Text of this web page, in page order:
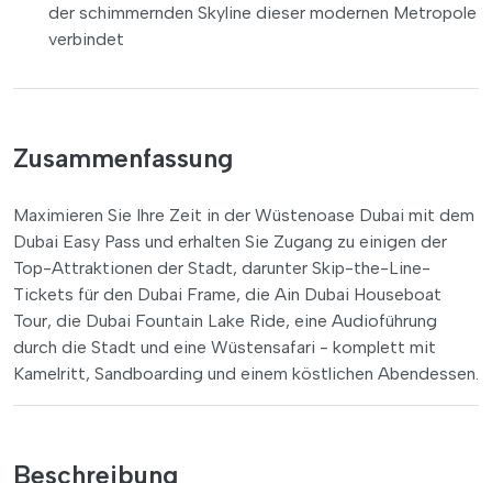
der schimmernden Skyline dieser modernen Metropole
verbindet
Zusammenfassung
Maximieren Sie Ihre Zeit in der Wüstenoase Dubai mit dem
Dubai Easy Pass und erhalten Sie Zugang zu einigen der
Top-Attraktionen der Stadt, darunter Skip-the-Line-
Tickets für den Dubai Frame, die Ain Dubai Houseboat
Tour, die Dubai Fountain Lake Ride, eine Audioführung
durch die Stadt und eine Wüstensafari - komplett mit
Kamelritt, Sandboarding und einem köstlichen Abendessen.
Beschreibung